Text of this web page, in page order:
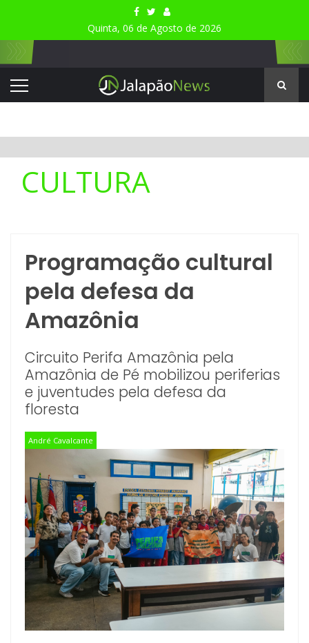
Quinta, 06 de Agosto de 2026
CULTURA
Programação cultural
pela defesa da
Amazônia
Circuito Perifa Amazônia pela
Amazônia de Pé mobilizou periferias
e juventudes pela defesa da
floresta
André Cavalcante